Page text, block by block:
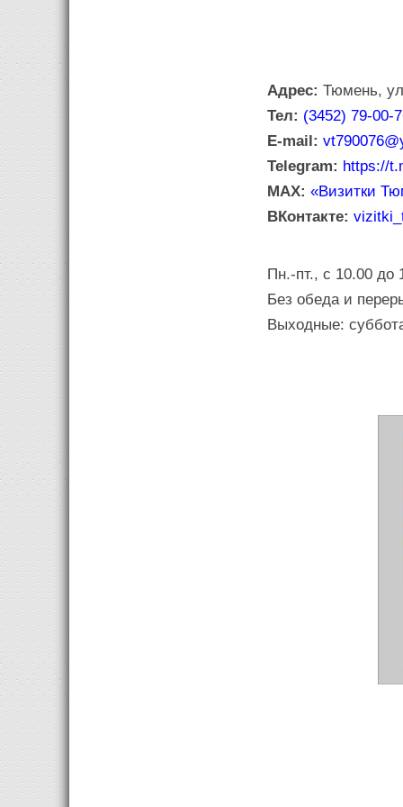
Адрес: Тюмень,
Тел: (3452) 79-00-
E-mail:
Telegram: https://
MAX: «Визитки
ВКонтакте:
Пн.-пт., с 10.00 до
Без обеда и
Выходные: